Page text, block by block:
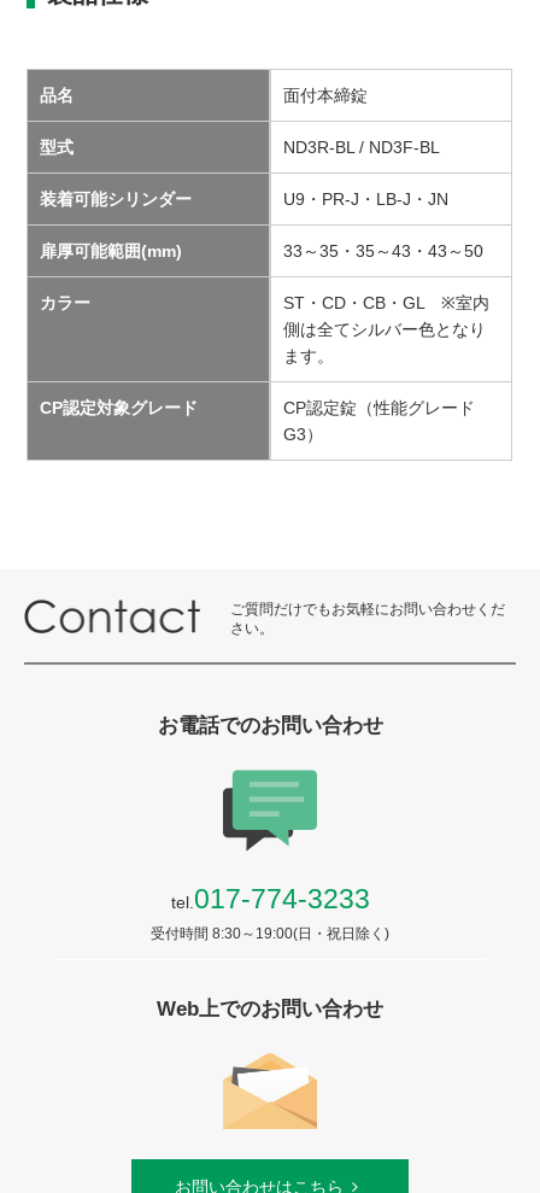
品名 面付本締錠
型式 ND3R-BL / ND3F-BL
装着可能シリンダー U9・PR-J・LB-J・JN
扉厚可能範囲(mm) 33～35・35～43・43～50
カラー
ST・CD・CB・GL ※室内
側は全てシルバー色となり
ます。
CP認定対象グレード
CP認定錠（性能グレード
G3）
ご質問だけでもお気軽にお問い合わせくだ
さい。
お電話でのお問い合わせ
tel.017-774-3233
受付時間 8:30～19:00(日・祝日除く)
Web上でのお問い合わせ
お問い合わせはこちら